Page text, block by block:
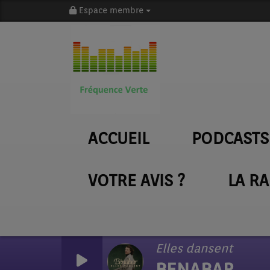
Espace membre
ACCUEIL PODCASTS
VOTRE AVIS ? LA
Elles dansent